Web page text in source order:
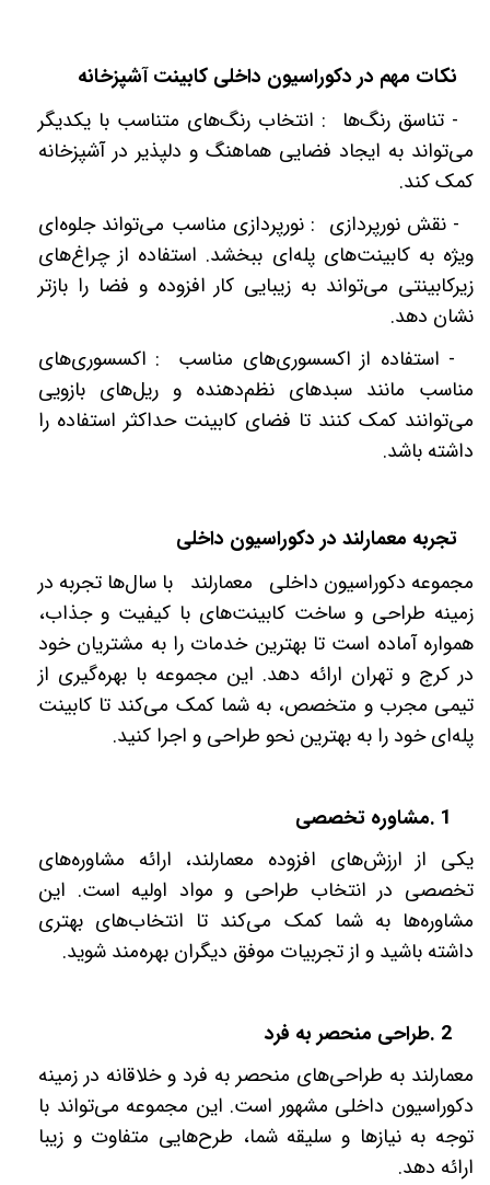
نکات مهم در دکوراسیون داخلی کابینت آشپزخانه
- تناسق رنگ‌ها : انتخاب رنگ‌های متناسب با یکدیگر
می‌تواند به ایجاد فضایی هماهنگ و دلپذیر در آشپزخانه
کمک کند.
- نقش نورپردازی : نورپردازی مناسب می‌تواند جلوه‌ای
ویژه به کابینت‌های پله‌ای ببخشد. استفاده از چراغ‌های
زیرکابینتی می‌تواند به زیبایی کار افزوده و فضا را بازتر
نشان دهد.
- استفاده از اکسسوری‌های مناسب : اکسسوری‌های
مناسب مانند سبدهای نظم‌دهنده و ریل‌های بازویی
می‌توانند کمک کنند تا فضای کابینت حداکثر استفاده را
داشته باشد.
تجربه معمارلند در دکوراسیون داخلی
مجموعه دکوراسیون داخلی معمارلند با سال‌ها تجربه در
زمینه طراحی و ساخت کابینت‌های با کیفیت و جذاب،
همواره آماده است تا بهترین خدمات را به مشتریان خود
در کرج و تهران ارائه دهد. این مجموعه با بهره‌گیری از
تیمی مجرب و متخصص، به شما کمک می‌کند تا کابینت
پله‌ای خود را به بهترین نحو طراحی و اجرا کنید.
1
.مشاوره تخصصی
یکی از ارزش‌های افزوده معمارلند، ارائه مشاوره‌های
تخصصی در انتخاب طراحی و مواد اولیه است. این
مشاوره‌ها به شما کمک می‌کند تا انتخاب‌های بهتری
داشته باشید و از تجربیات موفق دیگران بهره‌مند شوید.
2
.طراحی منحصر به فرد
معمارلند به طراحی‌های منحصر به فرد و خلاقانه در زمینه
دکوراسیون داخلی مشهور است. این مجموعه می‌تواند با
توجه به نیازها و سلیقه شما، طرح‌هایی متفاوت و زیبا
ارائه دهد.